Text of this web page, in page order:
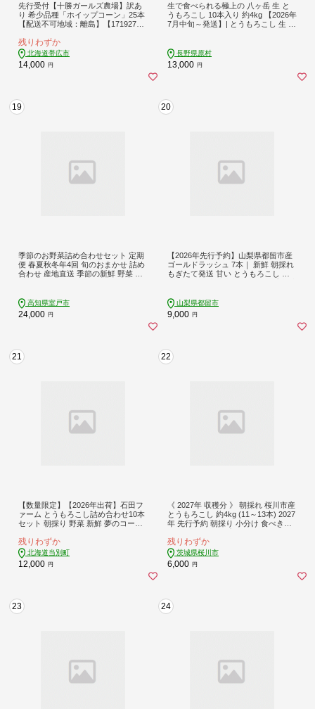
先行受付【十勝ガールズ農場】訳あ
り 希少品種「ホイップコーン」25本
【配送不可地域：離島】【171927
残りわずか
北海道帯広市
14,000 円
生で食べられる極上の 八ヶ岳 生 と
うもろこし 10本入り 約4kg 【2026年
7月中旬～発送】| とうもろこし 生 生
長野県原村
13,000 円
19
季節のお野菜詰め合わせセット 定期
便 春夏秋冬年4回 旬のおまかせ 詰め
合わせ 産地直送 季節の新鮮 野菜 定
ス 玉ねぎ 蓮根 等 ふるさと納税 高知
県 室戸市
高知県室戸市
24,000 円
20
【2026年先行予約】山梨県都留市産
ゴールドラッシュ 7本｜ 新鮮 朝採れ
もぎたて発送 甘い とうもろこし ト
山梨県都留市
9,000 円
21
【数量限定】【2026年出荷】石田フ
ァーム とうもろこし詰め合わせ10本
セット 朝採り 野菜 新鮮 夢のコーン
恵味スター ほしつぶコーン わくわく
コーン ロイシーコーン 旬の品種 10
本 トウモロコシ キャンプ BBQ SDG
s 詰合せ
残りわずか
北海道当別町
12,000 円
22
《 2027年 収穫分 》 朝採れ 桜川市産
とうもろこし 約4kg (11～13本) 2027
年 先行予約 朝採り 小分け 食べきり
ー スイートコーン おおもの ゴール
ドラッシュ おひさまコーン とうきび
茨城県 桜川市 [FJ001sa]
残りわずか
茨城県桜川市
6,000 円
23 24